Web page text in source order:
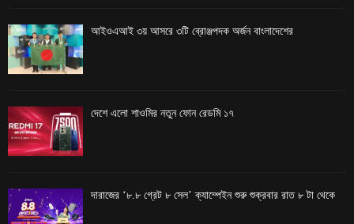
আইওএআই ৩য় আসরে ৩টি ব্রোঞ্জপদক অর্জন বাংলাদেশের
দেশে এলো শাওমির নতুন ফোন রেডমি ১৭
দারাজের ‘৮.৮ গ্রেট ৮ সেল’ ক্যাম্পেইন শুরু শুক্রবার রাত ৮ টা থেকে